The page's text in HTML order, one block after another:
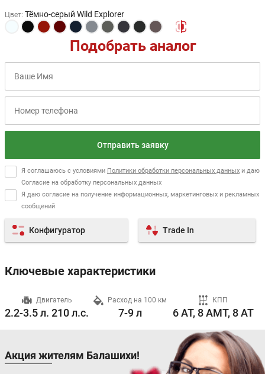
Цвет: Тёмно-серый Wild Explorer
Подобрать аналог
Отправить заявку
Я соглашаюсь с условиями Политики обработки персональных данных и даю
Согласие на обработку персональных данных
Я даю согласие на получение информационных, маркетинговых и рекламных
сообщений
Конфигуратор Trade In
Ключевые характеристики
Двигатель
2.2-3.5 л. 210 л.с.
Расход на 100 км
7-9 л
КПП
6 AT, 8 AMT, 8 AT
Акция жителям Балашихи!